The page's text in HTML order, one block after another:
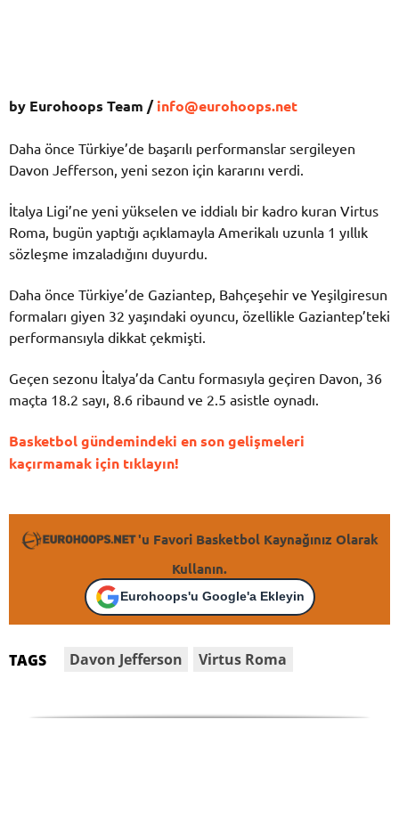
by Eurohoops Team /info@eurohoops.net
Daha önce Türkiye’de başarılı performanslar sergileyen
Davon Jefferson, yeni sezon için kararını verdi.
İtalya Ligi’ne yeni yükselen ve iddialı bir kadro kuran Virtus
Roma, bugün yaptığı açıklamayla Amerikalı uzunla 1 yıllık
sözleşme imzaladığını duyurdu.
Daha önce Türkiye’de Gaziantep, Bahçeşehir ve Yeşilgiresun
formaları giyen 32 yaşındaki oyuncu, özellikle Gaziantep’teki
performansıyla dikkat çekmişti.
Geçen sezonu İtalya’da Cantu formasıyla geçiren Davon, 36
maçta 18.2 sayı, 8.6 ribaund ve 2.5 asistle oynadı.
Basketbol gündemindeki en son gelişmeleri
kaçırmamak için tıklayın!
'u Favori Basketbol Kaynağınız Olarak
Kullanın.
Eurohoops'u Google'a Ekleyin
TAGS Davon Jefferson Virtus Roma